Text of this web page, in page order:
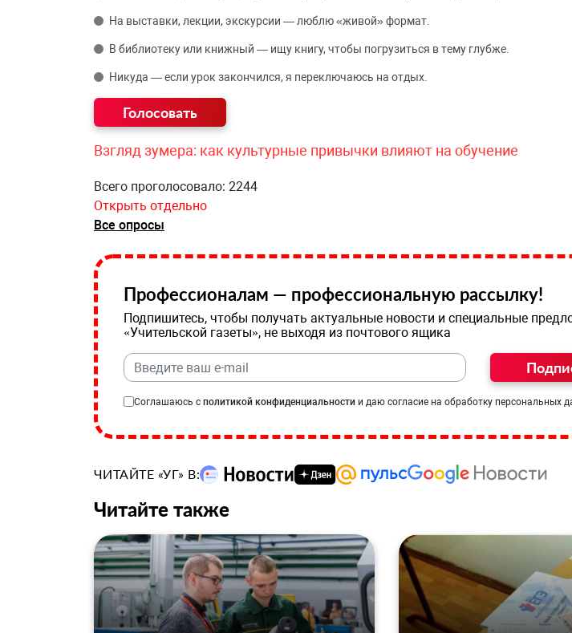
На выставки, лекции, экскурсии — люблю «живой» формат.
В библиотеку или книжный — ищу книгу, чтобы погрузиться в тему глубже.
Никуда — если урок закончился, я переключаюсь на отдых.
Взгляд зумера: как культурные привычки влияют на обучение
Всего проголосовало: 2244
Открыть отдельно
Все опросы
Профессионалам — профессиональную рассылку!
Подпишитесь, чтобы получать актуальные новости и специальные
«Учительской газеты», не выходя из почтового ящика
Соглашаюсь с политикой конфиденциальности и даю согласие на обработку персональных
ЧИТАЙТЕ «УГ» В:
Читайте также